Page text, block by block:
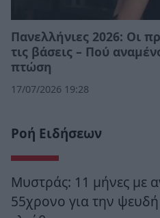
Πανελλήνιες 2026: Οι
τις βάσεις – Πού
πτώση
17/07/2026 19:28
Ροή Ειδήσεων
Μυστράς: 11 μήνες με
55χρονο για την